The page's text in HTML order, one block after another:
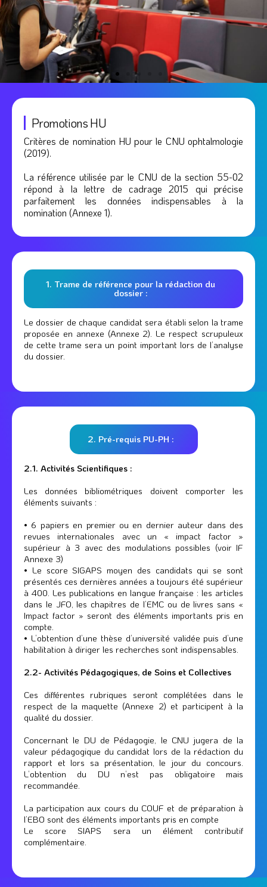
CNU
En
savoir
plus
Promotions HU
Critères de nomination HU pour le CNU ophtalmologie
(2019).
La référence utilisée par le CNU de la section 55-02
répond à la lettre de cadrage 2015 qui précise
parfaitement les données indispensables à la
nomination (Annexe 1).
1. Trame de référence pour la rédaction du
dossier :
Le dossier de chaque candidat sera établi selon la trame
proposée en annexe (Annexe 2). Le respect scrupuleux
de cette trame sera un point important lors de l’analyse
du dossier.
2. Pré-requis PU-PH :
2.1. Activités Scientifiques :
Les données bibliométriques doivent comporter les
éléments suivants :
• 6 papiers en premier ou en dernier auteur dans des
revues internationales avec un « impact factor »
supérieur à 3 avec des modulations possibles (voir IF
Annexe 3)
• Le score SIGAPS moyen des candidats qui se sont
présentés ces dernières années a toujours été supérieur
à 400. Les publications en langue française : les articles
dans le JFO, les chapitres de l’EMC ou de livres sans «
Impact factor » seront des éléments importants pris en
compte.
• L’obtention d’une thèse d’université validée puis d’une
habilitation à diriger les recherches sont indispensables.
2.2- Activités Pédagogiques, de Soins et Collectives
Ces différentes rubriques seront complétées dans le
respect de la maquette (Annexe 2) et participent à la
qualité du dossier.
Concernant le DU de Pédagogie, le CNU jugera de la
valeur pédagogique du candidat lors de la rédaction du
rapport et lors sa présentation, le jour du concours.
L’obtention du DU n’est pas obligatoire mais
recommandée.
La participation aux cours du COUF et de préparation à
l’EBO sont des éléments importants pris en compte
Le score SIAPS sera un élément contributif
complémentaire.